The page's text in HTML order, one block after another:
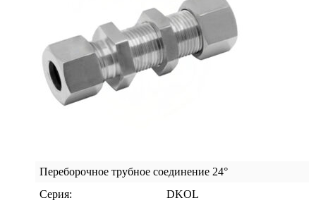
Переборочное трубное соединение 24°
Серия:
DKOL